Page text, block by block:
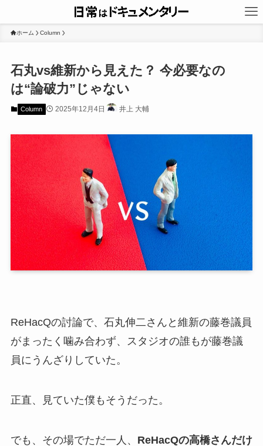
ホーム Column
石丸vs維新から見えた？ 今必要なの
は“論破力”じゃない
Column 2025年12月4日 井上 大輔
ReHacQの討論で、石丸伸二さんと維新の藤巻議員
がまったく噛み合わず、スタジオの誰もが藤巻議
員にうんざりしていた。
正直、見ていた僕もそうだった。
でも、その場でただ一人、 ReHacQの高橋さんだけ